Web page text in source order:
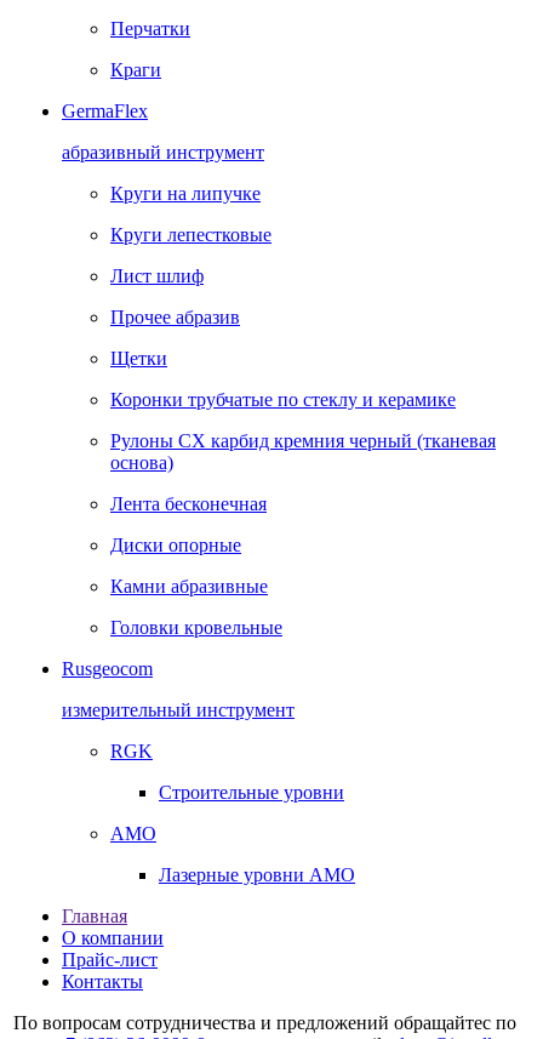
Перчатки
Краги
GermaFlex
абразивный инструмент
Круги на липучке
Круги лепестковые
Лист шлиф
Прочее абразив
Щетки
Коронки трубчатые по стеклу и керамике
Рулоны CX карбид кремния черный (тканевая
основа)
Лента бесконечная
Диски опорные
Камни абразивные
Головки кровельные
Rusgeocom
измерительный инструмент
RGK
Строительные уровни
AMO
Лазерные уровни AMO
Главная
О компании
Прайс-лист
Контакты
По вопросам сотрудничества и предложений обращайтес по